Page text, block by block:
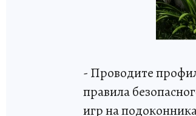
- Проводите
правила
игр на